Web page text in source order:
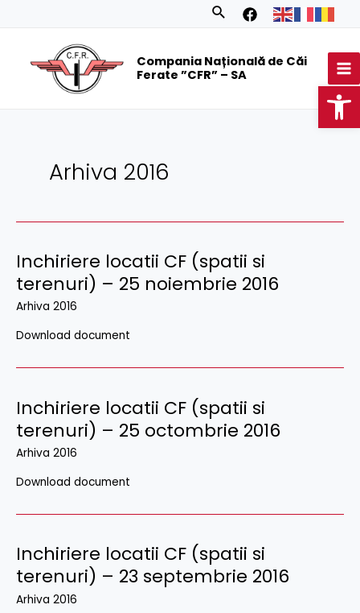
Search
Compania Națională de Căi
Ferate ”CFR” – SA
Arhiva 2016
Inchiriere locatii CF (spatii si
terenuri) – 25 noiembrie 2016
Arhiva 2016
Download document
Inchiriere locatii CF (spatii si
terenuri) – 25 octombrie 2016
Arhiva 2016
Download document
Inchiriere locatii CF (spatii si
terenuri) – 23 septembrie 2016
Arhiva 2016